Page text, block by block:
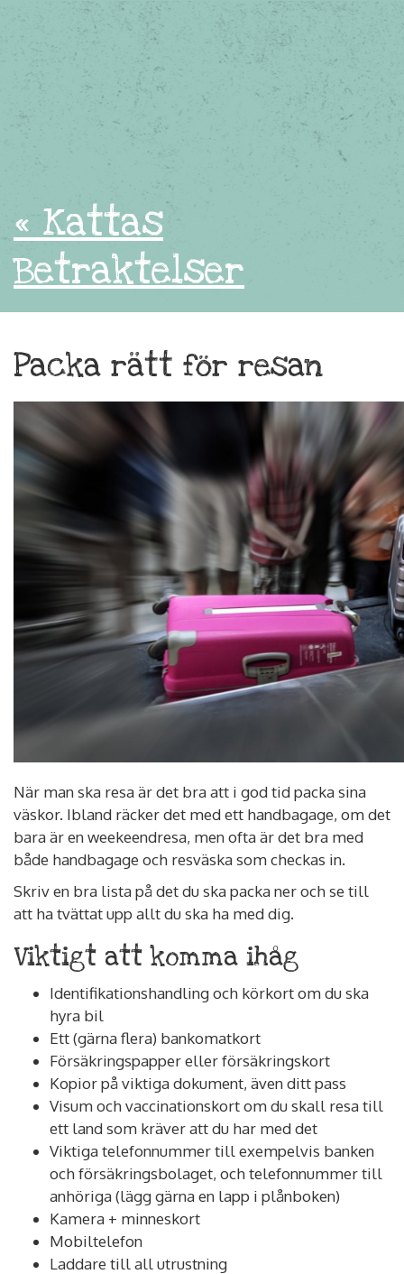
« Kattas
Betraktelser
Packa rätt för resan
När man ska resa är det bra att i god tid packa sina
väskor. Ibland räcker det med ett handbagage, om det
bara är en weekeendresa, men ofta är det bra med
både handbagage och resväska som checkas in.
Skriv en bra lista på det du ska packa ner och se till
att ha tvättat upp allt du ska ha med dig.
Viktigt att komma ihåg
Identifikationshandling och körkort om du ska
hyra bil
Ett (gärna flera) bankomatkort
Försäkringspapper eller försäkringskort
Kopior på viktiga dokument, även ditt pass
Visum och vaccinationskort om du skall resa till
ett land som kräver att du har med det
Viktiga telefonnummer till exempelvis banken
och försäkringsbolaget, och telefonnummer till
anhöriga (lägg gärna en lapp i plånboken)
Kamera + minneskort
Mobiltelefon
Laddare till all utrustning